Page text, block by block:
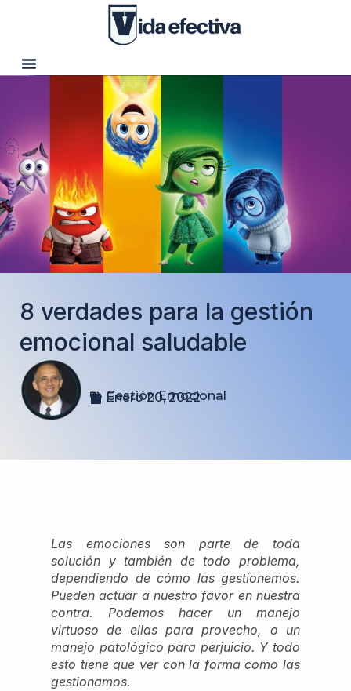
8 verdades para la gestión
emocional saludable
Gestión Emocional
Enero 20, 2022
Las emociones son parte de toda
solución y también de todo problema,
dependiendo de cómo las gestionemos.
Pueden actuar a nuestro favor en nuestra
contra. Podemos hacer un manejo
virtuoso de ellas para provecho, o un
manejo patológico para perjuicio. Y todo
esto tiene que ver con la forma como las
gestionamos.